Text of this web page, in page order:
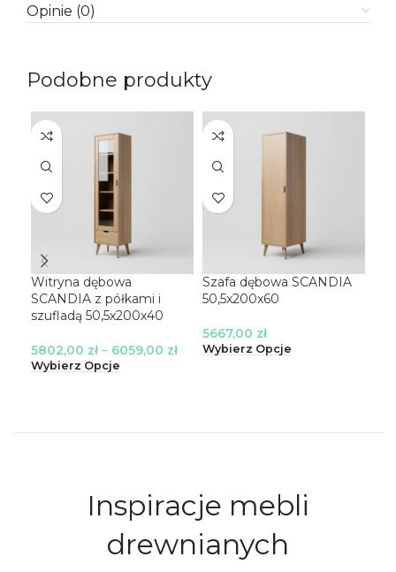
Opinie (0)
Podobne produkty
Witryna dębowa
SCANDIA z półkami i
szufladą 50,5x200x40
5802,00 zł– 6059,00 zł
Wybierz Opcje
Szafa dębowa SCANDIA
50,5x200x60
5667,00 zł
Wybierz Opcje
Inspiracje mebli
drewnianych